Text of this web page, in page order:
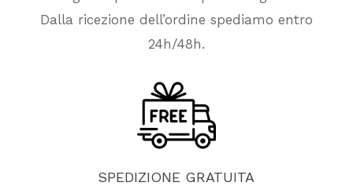
Dalla ricezione dell’ordine spediamo entro
24h/48h.
SPEDIZIONE GRATUITA